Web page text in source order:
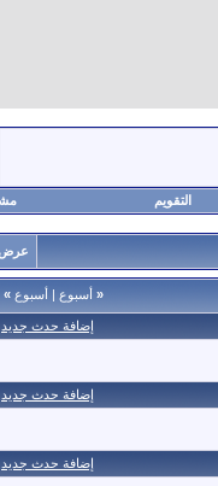
التقويم
عرض
« أسبوع | أسبوع »
إضافة حدث جديد
إضافة حدث جديد
إضافة حدث جديد